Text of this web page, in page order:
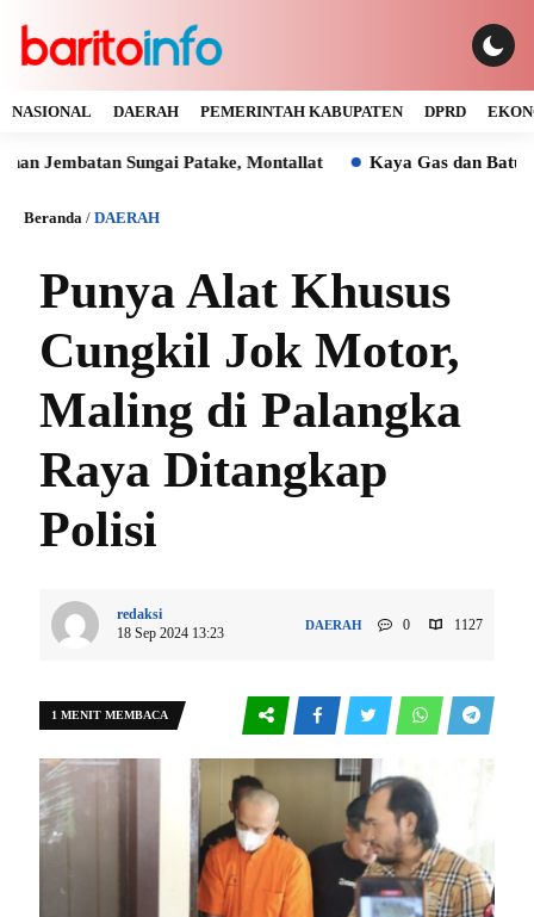
NASIONAL DAERAH PEMERINTAH KABUPATEN DPRD
Sungai Patake, Montallat Kaya Gas dan Batu Bara
Beranda / DAERAH
Punya Alat Khusus
Cungkil Jok Motor,
Maling di Palangka
Raya Ditangkap
Polisi
redaksi
18 Sep 2024 13:23
DAERAH 0 1127
1 MENIT MEMBACA